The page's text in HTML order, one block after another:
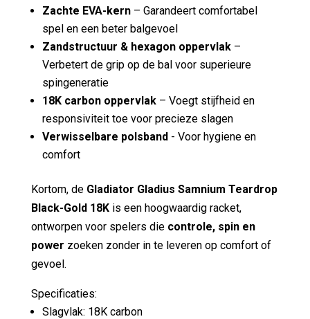
Zachte EVA-kern– Garandeert comfortabel
spel en een beter balgevoel
Zandstructuur & hexagon oppervlak–
Verbetert de grip op de bal voor superieure
spingeneratie
18K carbon oppervlak– Voegt stijfheid en
responsiviteit toe voor precieze slagen
Verwisselbare polsband- Voor hygiene en
comfort
Kortom, de Gladiator Gladius Samnium Teardrop
Black-Gold 18Kis een hoogwaardig racket,
ontworpen voor spelers die controle, spin en
power zoeken zonder in te leveren op comfort of
gevoel.
Specificaties:
Slagvlak: 18K carbon